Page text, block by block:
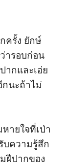
ครั้ง ยักษ์
ารอบก่อน
ากและเอ่ย
กนะถ้าไม่
ายใจที่เป่า
บความรู้สึก
ฝีปากของ